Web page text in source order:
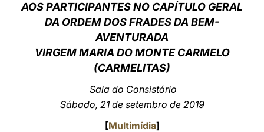
中文
LATINE
AOS PARTICIPANTES NO CAPÍTULO GERAL
DA ORDEM DOS FRADES DA BEM-
AVENTURADA
VIRGEM MARIA DO MONTE CARMELO
(CARMELITAS)
Sala do Consistório
Sábado, 21 de setembro de 2019
[Multimídia]